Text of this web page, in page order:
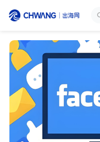
跨境展会
出海服务
出海资讯
登录/注册